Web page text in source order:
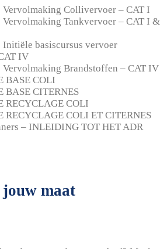
Vervolmaking Collivervoer – CAT I
Tankvervoer – CAT I &
basiscursus vervoer
IV
Brandstoffen – CAT IV
BASE COLI
BASE CITERNES
RECYCLAGE COLI
RECYCLAGE COLI ET CITERNES
– INLEIDING TOT HET ADR
maat